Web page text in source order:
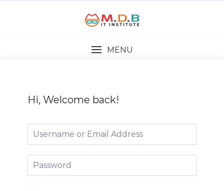
MENU
Hi, Welcome back!